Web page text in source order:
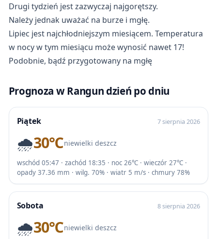
Drugi tydzień jest zazwyczaj najgorętszy.
Należy jednak uważać na burze i mgłę.
Lipiec jest najchłodniejszym miesiącem. Temperatura
w nocy w tym miesiącu może wynosić nawet 17!
Podobnie, bądź przygotowany na mgłę
Prognoza w Rangun dzień po dniu
Piątek 7 sierpnia 2026
🌧️30℃niewielki deszcz
wschód 05:47 · zachód 18:35 · noc 26℃ · wieczór 27℃ ·
opady 37.36 mm · wilg. 70% · wiatr 5 m/s · chmury 78%
Sobota 8 sierpnia 2026
🌧️30℃niewielki deszcz